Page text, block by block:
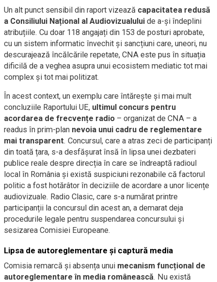
Un alt punct sensibil din raport vizează capacitatea redusă
a Consiliului Național al Audiovizualului de a-și îndeplini
atribuțiile. Cu doar 118 angajați din 153 de posturi aprobate,
cu un sistem informatic învechit și sancțiuni care, uneori, nu
descurajează încălcările repetate, CNA este pus în situația
dificilă de a veghea asupra unui ecosistem mediatic tot mai
complex și tot mai politizat.
În acest context, un exemplu care întărește și mai mult
concluziile Raportului UE, ultimul concurs pentru
acordarea de frecvențe radio – organizat de CNA – a
readus în prim-plan nevoia unui cadru de reglementare
mai transparent. Concursul, care a atras zeci de participanți
din toată țara, s-a desfășurat însă în lipsa unei dezbateri
publice reale despre direcția în care se îndreaptă radioul
local în România și există suspiciuni rezonabile că factorul
politic a fost hotărâtor în deciziile de acordare a unor licențe
audiovizuale. Radio Clasic, care s-a numărat printre
participanții la concursul din acest an, a demarat deja
procedurile legale pentru suspendarea concursului și
sesizarea Comisiei Europeane.
Lipsa de autoreglementare și captură media
Comisia remarcă și absența unui mecanism funcțional de
autoreglementare în media românească. Nu există